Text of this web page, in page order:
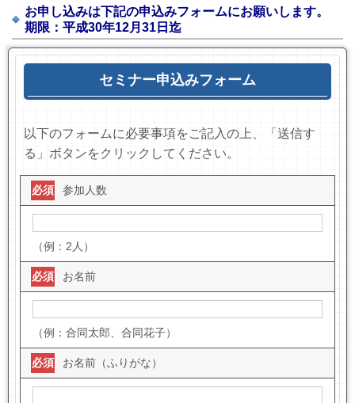
お申し込みは下記の申込みフォームにお願いします。
期限：平成30年12月31日迄
セミナー申込みフォーム
以下のフォームに必要事項をご記入の上、「送信す
る」ボタンをクリックしてください。
参加人数
必須
（例：2人）
お名前
必須
（例：合同太郎、合同花子）
お名前（ふりがな）
必須